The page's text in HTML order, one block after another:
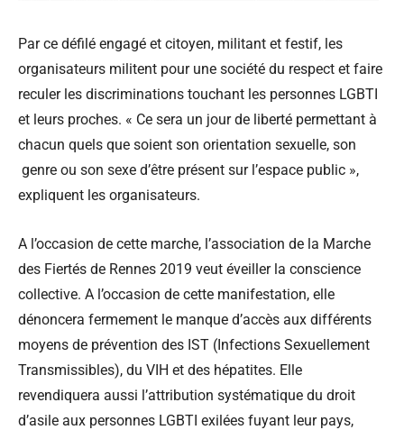
Par ce défilé engagé et citoyen, militant et festif, les
organisateurs militent pour une société du respect et faire
reculer les discriminations touchant les personnes LGBTI
et leurs proches. « Ce sera un jour de liberté permettant à
chacun quels que soient son orientation sexuelle, son
genre ou son sexe d’être présent sur l’espace public »,
expliquent les organisateurs.
A l’occasion de cette marche, l’association de la Marche
des Fiertés de Rennes 2019 veut éveiller la conscience
collective. A l’occasion de cette manifestation, elle
dénoncera fermement le manque d’accès aux différents
moyens de prévention des IST (Infections Sexuellement
Transmissibles), du VIH et des hépatites. Elle
revendiquera aussi l’attribution systématique du droit
d’asile aux personnes LGBTI exilées fuyant leur pays,